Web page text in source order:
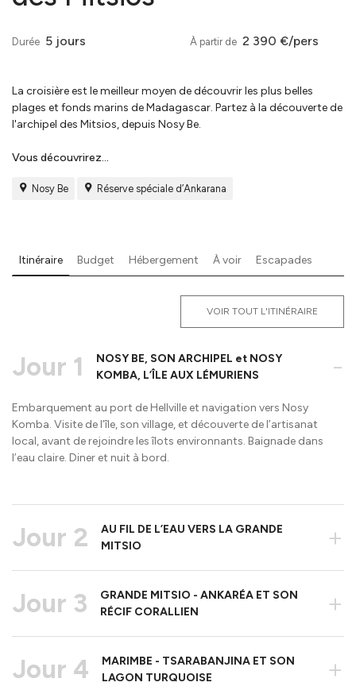
Durée 5 jours À partir de 2 390 €/pers
La croisière est le meilleur moyen de découvrir les plus belles
plages et fonds marins de Madagascar. Partez à la découverte de
l'archipel des Mitsios, depuis Nosy Be.
Vous découvrirez...
Nosy Be Réserve spéciale d’Ankarana
Itinéraire Budget Hébergement À voir Escapades
VOIR TOUT L'ITINÉRAIRE
Jour 1
NOSY BE, SON ARCHIPEL et NOSY
KOMBA, L’ÎLE AUX LÉMURIENS
-
Embarquement au port de Hellville et navigation vers Nosy
Komba. Visite de l’île, son village, et découverte de l’artisanat
local, avant de rejoindre les îlots environnants. Baignade dans
l’eau claire. Diner et nuit à bord.
Jour 2
AU FIL DE L’EAU VERS LA GRANDE
MITSIO
+
Jour 3
GRANDE MITSIO - ANKARÉA ET SON
RÉCIF CORALLIEN
+
Jour 4
MARIMBE - TSARABANJINA ET SON
LAGON TURQUOISE
+